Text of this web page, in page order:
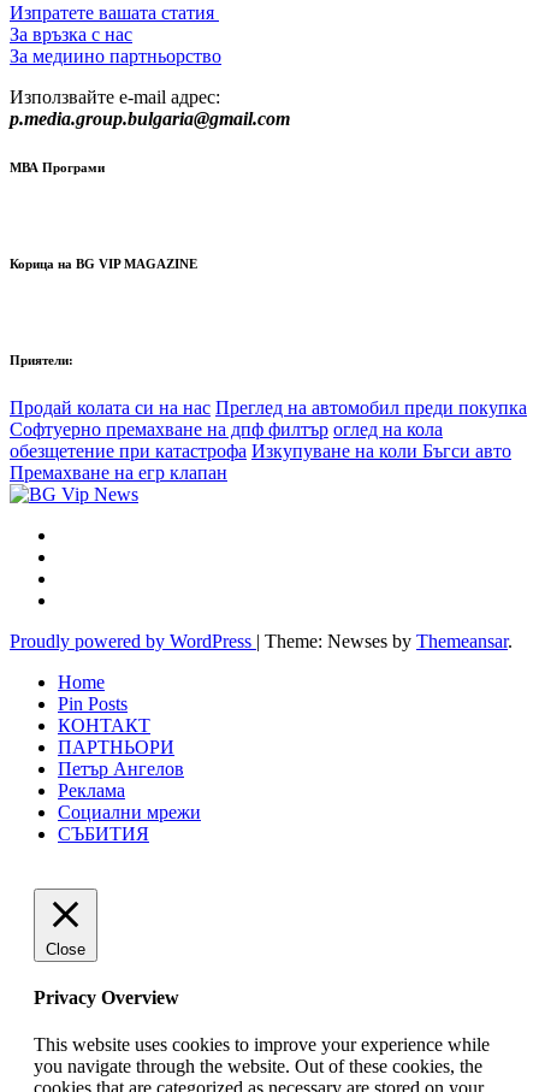
Изпратете вашата статия
За връзка с нас
За медиино партньорство
Използвайте e-mail адрес:
p.media.group.bulgaria@gmail.com
МВА Програми
Корица на BG VIP MAGAZINE
Приятели:
Продай колата си на нас Преглед на автомобил преди покупка
Софтуерно премахване на дпф филтър оглед на кола
обезщетение при катастрофа Изкупуване на коли Бъгси авто
Премахване на егр клапан
Proudly powered by WordPress | Theme: Newses by Themeansar.
Home
Pin Posts
КОНТАКТ
ПАРТНЬОРИ
Петър Ангелов
Реклама
Социални мрежи
СЪБИТИЯ
Close
Privacy Overview
This website uses cookies to improve your experience while
you navigate through the website. Out of these cookies, the
cookies that are categorized as necessary are stored on your